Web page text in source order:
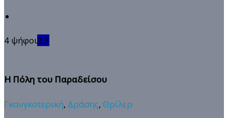
4 ψήφοι2.3
Η Πόλη του Παραδείσου
Γκανγκστερική, Δράσης, Θρίλερ